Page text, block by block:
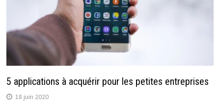
5 applications à acquérir pour les petites entreprises
18 juin 2020